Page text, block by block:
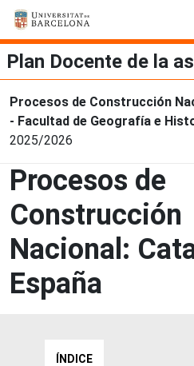
Plan Docente de la
Procesos de Construcción
- Facultad de Geografía e
2025/2026
Procesos de
Construcción
Nacional:
España
ÍNDICE